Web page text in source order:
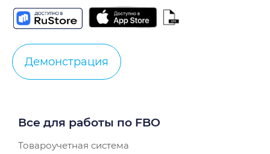
Демонстрация
Все для работы по FBO
Товароучетная система